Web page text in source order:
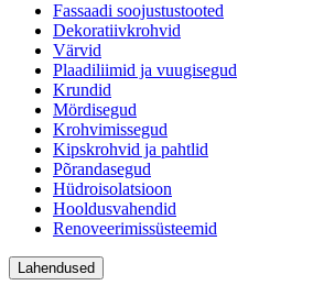
Fassaadi soojustustooted
Dekoratiivkrohvid
Värvid
Plaadiliimid ja vuugisegud
Krundid
Mördisegud
Krohvimissegud
Kipskrohvid ja pahtlid
Põrandasegud
Hüdroisolatsioon
Hooldusvahendid
Renoveerimissüsteemid
Lahendused